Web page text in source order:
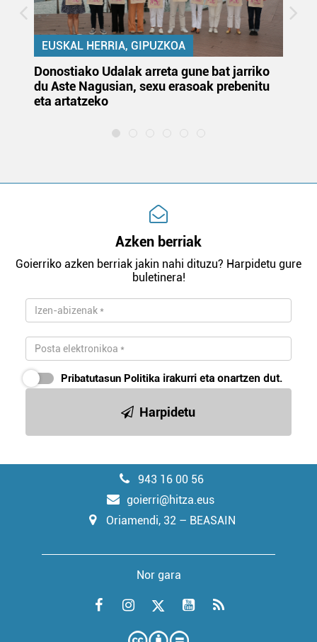
EUSKAL HERRIA, GIPUZKOA
Donostiako Udalak arreta gune bat jarriko
du Aste Nagusian, sexu erasoak prebenitu
eta artatzeko
Azken berriak
Goierriko azken berriak jakin nahi dituzu? Harpidetu gure
buletinera!
Pribatutasun Politika irakurri eta onartzen dut.
Harpidetu
943 16 00 56
goierri@hitza.eus
Oriamendi, 32 – BEASAIN
Nor gara